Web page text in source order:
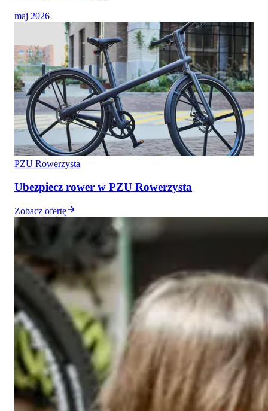
maj 2026
PZU Rowerzysta
Ubezpiecz rower w PZU Rowerzysta
Zobacz ofertę